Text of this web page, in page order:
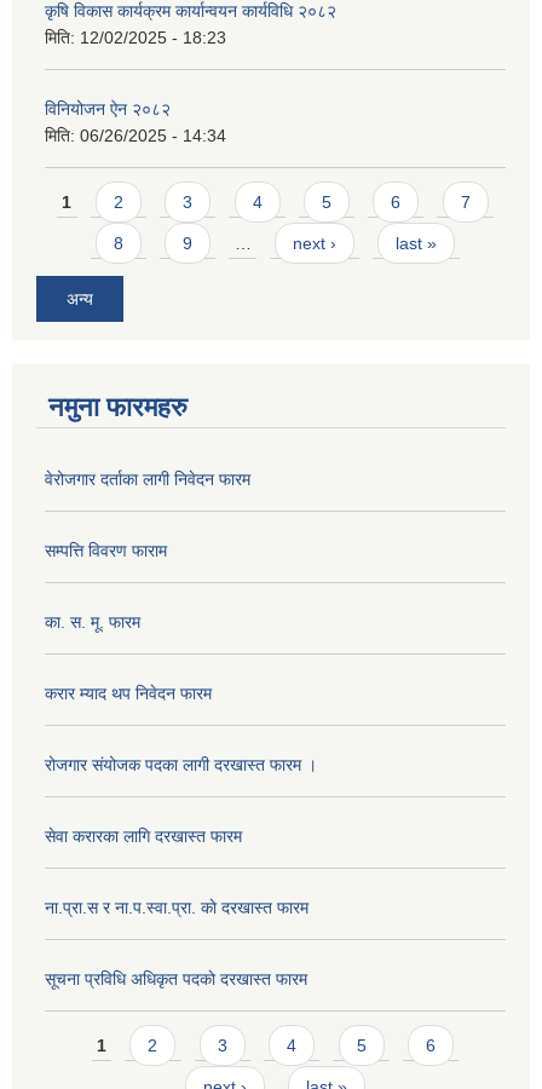
कृषि विकास कार्यक्रम कार्यान्वयन कार्यविधि २०८२
मिति: 12/02/2025 - 18:23
विनियोजन ऐन २०८२
मिति: 06/26/2025 - 14:34
Pages
1 2 3 4 5 6 7
8 9 next › last »
अन्य
नमुना फारमहरु
वेरोजगार दर्ताका लागी निवेदन फारम
सम्पत्ति विवरण फाराम
का. स. मू. फारम
करार म्याद थप निवेदन फारम
रोजगार संयोजक पदका लागी दरखास्त फारम ।
सेवा करारका लागि दरखास्त फारम
ना‍.प्रा.स र ना.प.स्वा.प्रा. काे दरखास्त फारम
सूचना प्रविधि अधिकृत पदकाे दरखास्त फारम
Pages
1 2 3 4 5 6